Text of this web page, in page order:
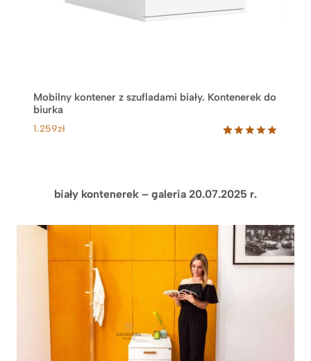
Mobilny kontener z szufladami biały. Kontenerek do
biurka
ocen
1.259zł
biały kontenerek – galeria 20.07.2025 r.